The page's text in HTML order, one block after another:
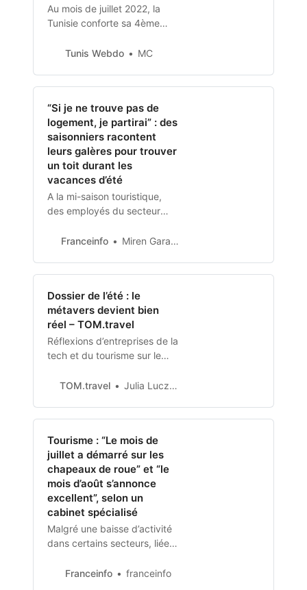
faisait la richesse é
Au mois de juillet 2022, la
Tunisie conforte sa 4ème
touristique la plus demandée
Métropolitaine. Selon les
chiffres du baromètre «
Orchestra » du magazine
français spécialisé « L’Echo
Touristiqu…
Tunis Webdo MC
“Si je ne trouve pas de
logement, je partirai” : des
saisonniers racontent
leurs galères pour trouver
un toit durant les
vacances d’été
A la mi-saison touristique,
des employés du secteur
leurs difficultés pour se loger.
des solutions.
Franceinfo Miren Garaicoechea
Dossier de l’été : le
métavers devient bien
réel – TOM.travel
Réflexions d’entreprises de la
tech et du tourisme sur le
numérique parallèle pour le
TOM.travel Julia Luczak-Rougeaux
Tourisme : “Le mois de
juillet a démarré sur les
chapeaux de roue” et “le
mois d’août s’annonce
excellent”, selon un
cabinet spécialisé
Malgré une baisse d’activité
dans certains secteurs, liée
sécheresse, la saison
Franceinfo franceinfo